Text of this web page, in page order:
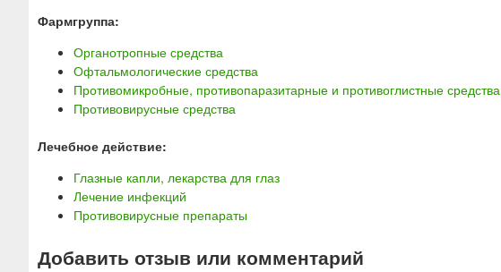
Фармгруппа:
Органотропные средства
Офтальмологические средства
Противомикробные, противопаразитарные и противоглистные средства
Противовирусные средства
Лечебное действие:
Глазные капли, лекарства для глаз
Лечение инфекций
Противовирусные препараты
Добавить отзыв или комментарий